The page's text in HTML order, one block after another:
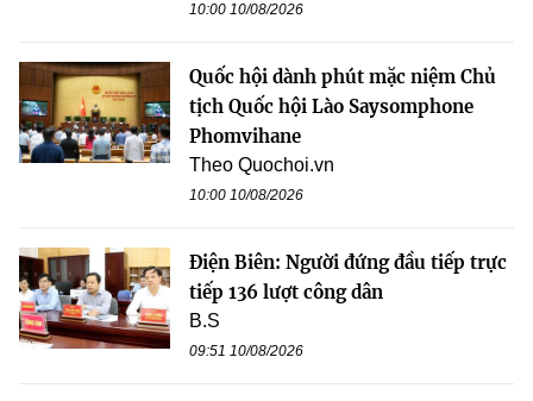
10:00 10/08/2026
Quốc hội dành phút mặc niệm Chủ
tịch Quốc hội Lào Saysomphone
Phomvihane
Theo Quochoi.vn
10:00 10/08/2026
Điện Biên: Người đứng đầu tiếp trực
tiếp 136 lượt công dân
B.S
09:51 10/08/2026